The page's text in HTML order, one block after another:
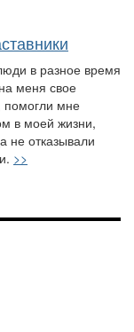
в разное время
меня свое
помогли мне
в моей жизни,
не отказывали
>>